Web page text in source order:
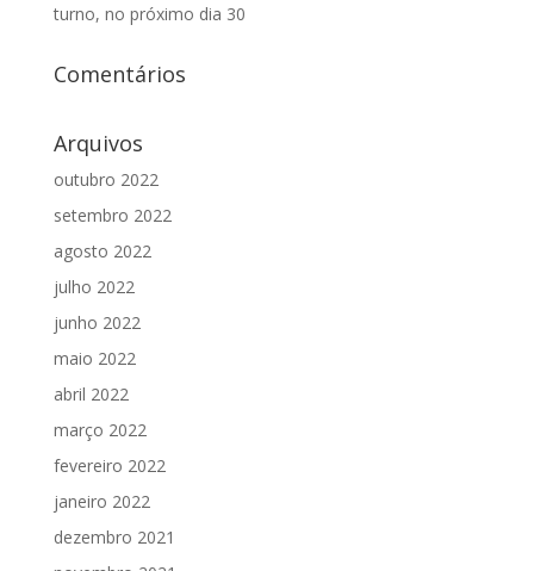
turno, no próximo dia 30
Comentários
Arquivos
outubro 2022
setembro 2022
agosto 2022
julho 2022
junho 2022
maio 2022
abril 2022
março 2022
fevereiro 2022
janeiro 2022
dezembro 2021